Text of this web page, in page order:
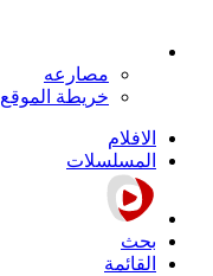
مصارعه
خريطة الموقع
الافلام
المسلسلات
بحث
القائمة